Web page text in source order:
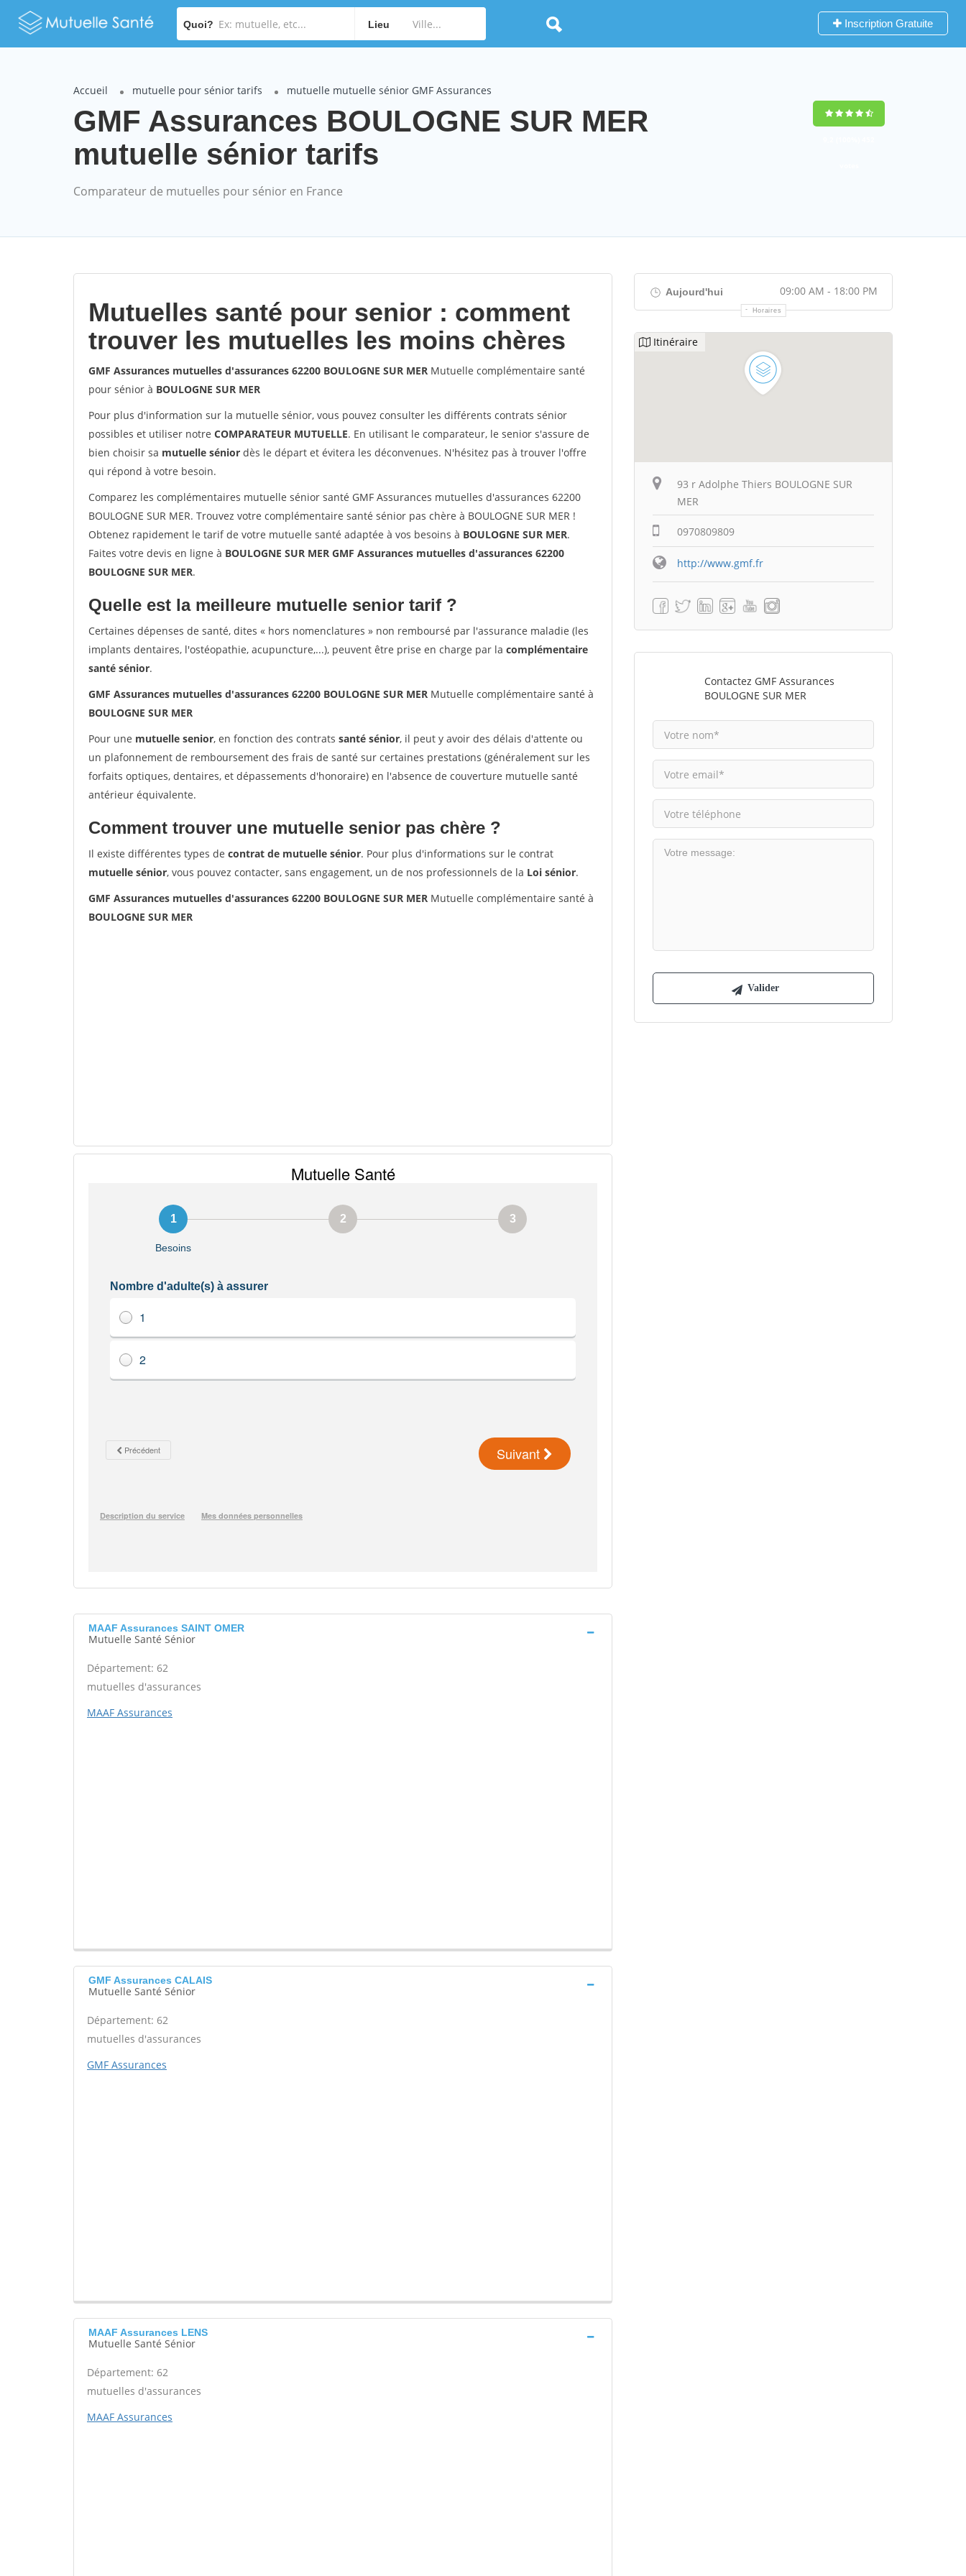
Quoi? Lieu Inscription Gratuite
Accueil mutuelle pour sénior tarifs mutuelle mutuelle sénior GMF Assurances
GMF Assurances BOULOGNE SUR MER
mutuelle sénior tarifs
Comparateur de mutuelles pour sénior en France
Mutuelles santé pour senior : comment
trouver les mutuelles les moins chères
GMF Assurances mutuelles d'assurances 62200 BOULOGNE SUR MER Mutuelle complémentaire santé
pour sénior à BOULOGNE SUR MER
Pour plus d'information sur la mutuelle sénior, vous pouvez consulter les différents contrats sénior
possibles et utiliser notre COMPARATEUR MUTUELLE. En utilisant le comparateur, le senior s'assure de
bien choisir sa mutuelle sénior dès le départ et évitera les déconvenues. N'hésitez pas à trouver l'offre
qui répond à votre besoin.
Comparez les complémentaires mutuelle sénior santé GMF Assurances mutuelles d'assurances 62200
BOULOGNE SUR MER. Trouvez votre complémentaire santé sénior pas chère à BOULOGNE SUR MER !
Obtenez rapidement le tarif de votre mutuelle santé adaptée à vos besoins à BOULOGNE SUR MER.
Faites votre devis en ligne à BOULOGNE SUR MER GMF Assurances mutuelles d'assurances 62200
BOULOGNE SUR MER.
Quelle est la meilleure mutuelle senior tarif ?
Certaines dépenses de santé, dites « hors nomenclatures » non remboursé par l'assurance maladie (les
implants dentaires, l'ostéopathie, acupuncture,...), peuvent être prise en charge par la complémentaire
santé sénior.
GMF Assurances mutuelles d'assurances 62200 BOULOGNE SUR MER Mutuelle complémentaire santé à
BOULOGNE SUR MER
Pour une mutuelle senior, en fonction des contrats santé sénior, il peut y avoir des délais d'attente ou
un plafonnement de remboursement des frais de santé sur certaines prestations (généralement sur les
forfaits optiques, dentaires, et dépassements d'honoraire) en l'absence de couverture mutuelle santé
antérieur équivalente.
Comment trouver une mutuelle senior pas chère ?
Il existe différentes types de contrat de mutuelle sénior. Pour plus d'informations sur le contrat
mutuelle sénior, vous pouvez contacter, sans engagement, un de nos professionnels de la Loi sénior.
GMF Assurances mutuelles d'assurances 62200 BOULOGNE SUR MER Mutuelle complémentaire santé à
BOULOGNE SUR MER
MAAF Assurances SAINT OMER
Mutuelle Santé Sénior
Département: 62
mutuelles d'assurances
MAAF Assurances
GMF Assurances CALAIS
Mutuelle Santé Sénior
Département: 62
mutuelles d'assurances
GMF Assurances
MAAF Assurances LENS
Mutuelle Santé Sénior
Département: 62
mutuelles d'assurances
MAAF Assurances
Aujourd'hui 09:00 AM - 18:00 PM
Horaires
Itinéraire
93 r Adolphe Thiers BOULOGNE SUR
MER
0970809809
http://www.gmf.fr
Contactez GMF Assurances
BOULOGNE SUR MER